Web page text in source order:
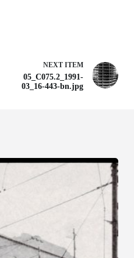
NEXT ITEM
05_C075.2_1991-
03_16-443-bn.jpg